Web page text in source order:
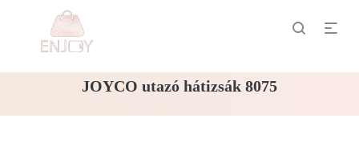
JOYCO utazó hátizsák 8075